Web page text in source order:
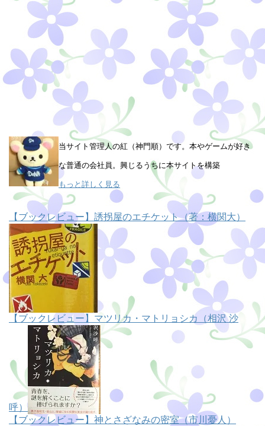
当サイト管理人の紅（神門順）です。本やゲームが好き
な普通の会社員。興じるうちに本サイトを構築
もっと詳しく見る
【ブックレビュー】誘拐屋のエチケット（著：横関大）
【ブックレビュー】マツリカ・マトリョシカ（相沢 沙
呼）
【ブックレビュー】神とさざなみの密室（市川憂人）